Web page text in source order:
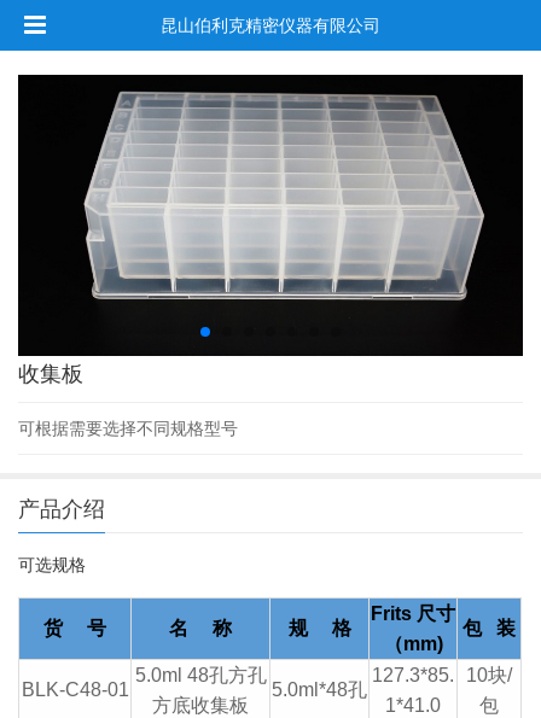
昆山伯利克精密仪器有限公司
收集板
可根据需要选择不同规格型号
产品介绍
可选规格
货 号 名 称 规 格
Frits 尺寸
（mm)
包 装
BLK-C48-01
5.0ml 48孔方孔
方底收集板
5.0ml*48孔
127.3*85.
1*41.0
10块/
包